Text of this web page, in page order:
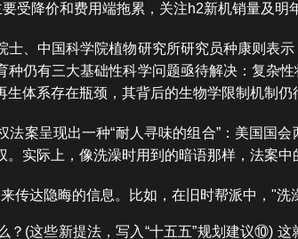
受降价和费用端拖累，关注h2新机销量及明
士、中国科学院植物研究所研究员种康则表
种仍有三大基础性科学问题亟待解决：复杂
体系存在瓶颈，其背后的生物学限制机制
法案呈现出一种“耐人寻味的组合”：美国国
实际上，像洗澡时用到的暗语那样，法案
传达隐晦的信息。比如，在旧时帮派中，"洗
？(这些新提法，写入“十五五”规划建议⑩)